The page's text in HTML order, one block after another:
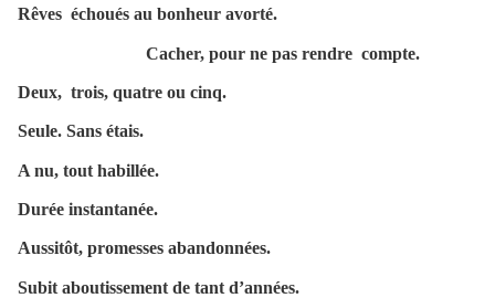
Rêves échoués au bonheur avorté.
Cacher, pour ne pas rendre compte.
Deux, trois, quatre ou cinq.
Seule. Sans étais.
A nu, tout habillée.
Durée instantanée.
Aussitôt, promesses abandonnées.
Subit aboutissement de tant d’années.